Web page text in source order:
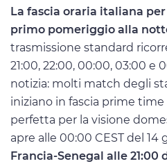
La fascia oraria italiana
primo pomeriggio alla
trasmissione standard
21:00, 22:00, 00:00, 03:00 e
notizia: molti match degli
iniziano in fascia prime time
perfetta per la visione
apre alle 00:00 CEST del
Francia-Senegal alle 21:00